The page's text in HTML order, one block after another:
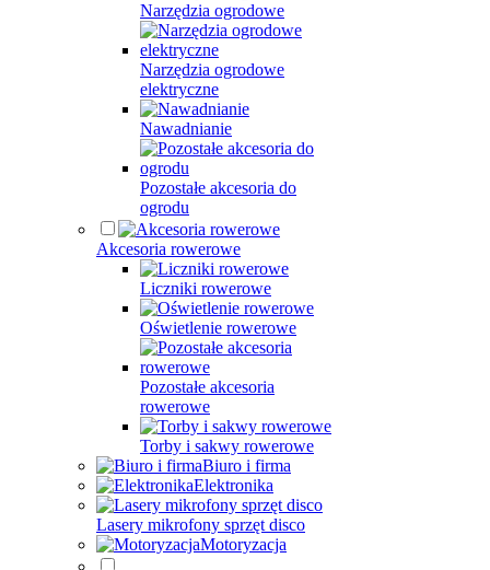
Narzędzia ogrodowe
Narzędzia ogrodowe
elektryczne
Nawadnianie
Pozostałe akcesoria do
ogrodu
Akcesoria rowerowe
Liczniki rowerowe
Oświetlenie rowerowe
Pozostałe akcesoria
rowerowe
Torby i sakwy rowerowe
Biuro i firma
Elektronika
Lasery mikrofony sprzęt disco
Motoryzacja